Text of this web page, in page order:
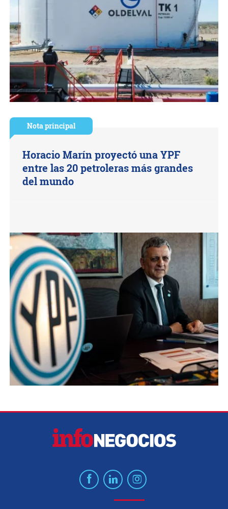
Nota principal
Horacio Marín proyectó una YPF
entre las 20 petroleras más grandes
del mundo